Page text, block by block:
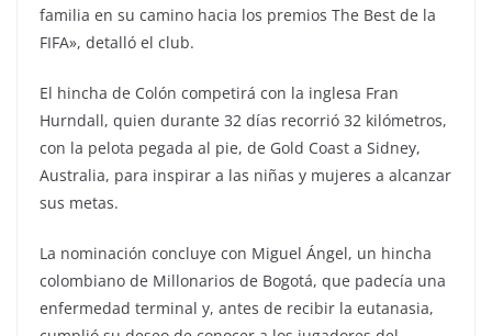
familia en su camino hacia los premios The Best de la
FIFA», detalló el club.
El hincha de Colón competirá con la inglesa Fran
Hurndall, quien durante 32 días recorrió 32 kilómetros,
con la pelota pegada al pie, de Gold Coast a Sidney,
Australia, para inspirar a las niñas y mujeres a alcanzar
sus metas.
La nominación concluye con Miguel Ángel, un hincha
colombiano de Millonarios de Bogotá, que padecía una
enfermedad terminal y, antes de recibir la eutanasia,